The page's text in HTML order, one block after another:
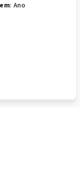
: Ano